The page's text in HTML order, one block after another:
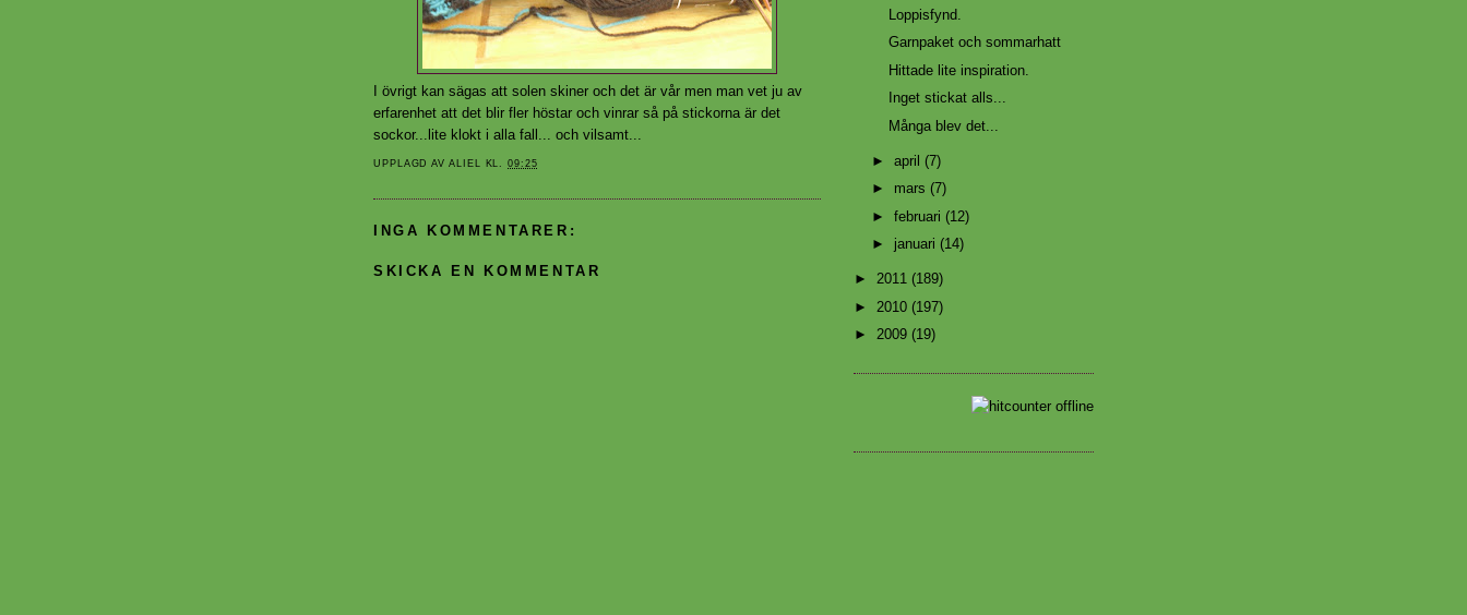
I övrigt kan sägas att solen skiner och det är vår men man vet ju av
erfarenhet att det blir fler höstar och vinrar så på stickorna är det
sockor...lite klokt i alla fall... och vilsamt...
UPPLAGD AVALIEL KL.09:25
INGA KOMMENTARER:
SKICKA EN KOMMENTAR
Loppisfynd.
Garnpaket och sommarhatt
Hittade lite inspiration.
Inget stickat alls...
Många blev det...
► april (7)
► mars (7)
► februari (12)
► januari (14)
► 2011 (189)
► 2010 (197)
► 2009 (19)